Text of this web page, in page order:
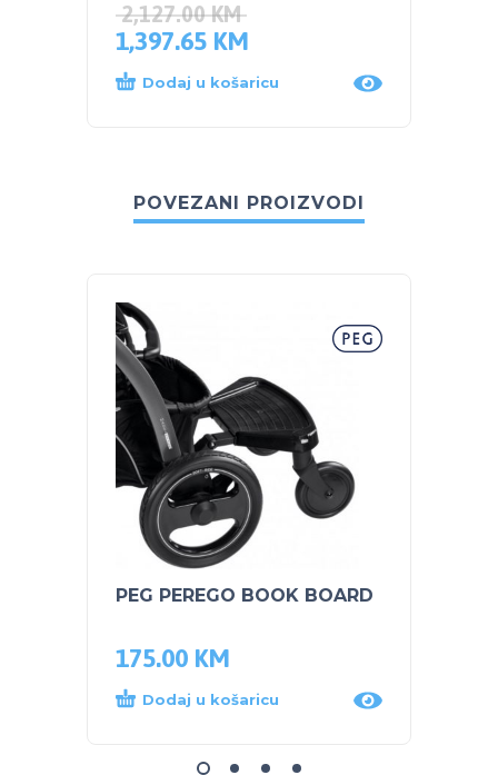
2,127.00KM
1,397.65 KM
Dodaj u košaricu
POVEZANI PROIZVODI
PEG PEREGO BOOK BOARD
175.00 KM
Dodaj u košaricu